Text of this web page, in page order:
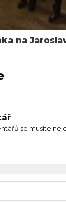
na
se musíte